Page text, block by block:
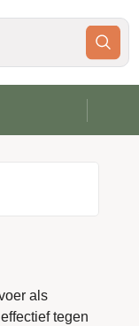
als
tegen